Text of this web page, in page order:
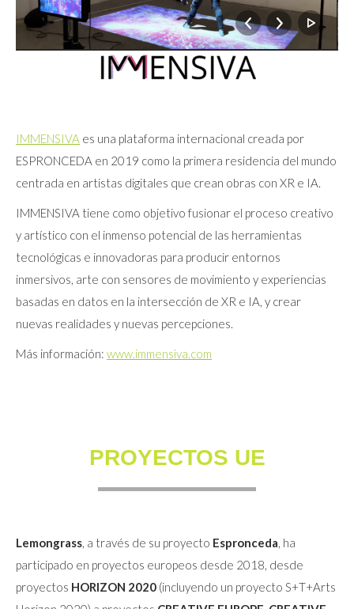
IMMENSIVA es una plataforma internacional creada por
ESPRONCEDA en 2019 como la primera residencia del mundo
centrada en artistas digitales que crean obras con XR e IA.
IMMENSIVA tiene como objetivo fusionar el proceso creativo
y artístico con el inmenso potencial de las herramientas
tecnológicas e innovadoras para producir entornos
inmersivos, arte con sensores de movimiento y experiencias
basadas en datos en la intersección de XR e IA, y crear
nuevas realidades y nuevas percepciones.
Más información: www.immensiva.com
PROYECTOS UE
Lemongrass, a través de su proyecto Espronceda, ha
participado en proyectos europeos desde 2018, desde
proyectos HORIZON 2020 (incluyendo un proyecto S+T+Arts